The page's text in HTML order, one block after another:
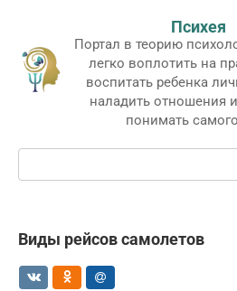
контенту
Психея
Портал в теорию
легко воплотить на
воспитать ребенка
наладить отношения
понимать
Поиск:
Виды рейсов самолетов